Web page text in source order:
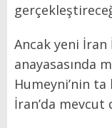
Ancak yeni İran
anayasasında
Humeyni’nin
İran’da mevcut